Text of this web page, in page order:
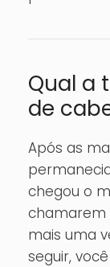
Qual a
de
Após as
chegou o
chamarem
mais uma
seguir,